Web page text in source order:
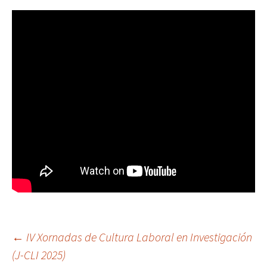
Navegación
← IV Xornadas de Cultura Laboral en Investigación
(J-CLI 2025)